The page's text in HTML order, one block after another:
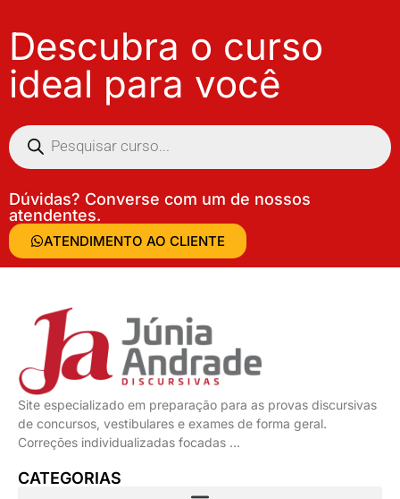
Descubra o curso
ideal para você
Dúvidas? Converse com um de nossos
atendentes.
ATENDIMENTO AO CLIENTE
Site especializado em preparação para as provas discursivas
de concursos, vestibulares e exames de forma geral.
Correções individualizadas focadas …
CATEGORIAS